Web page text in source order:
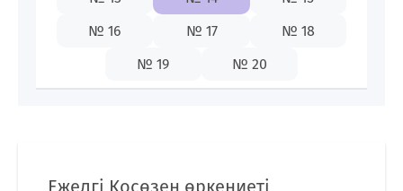
№ 16
№ 17
№ 18
№ 19
№ 20
Ежелгі Қосөзен өркениеті